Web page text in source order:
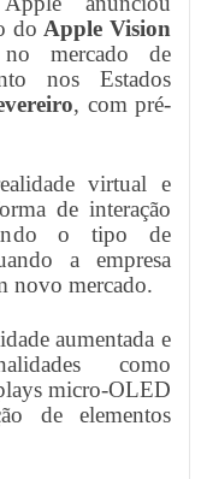
do Apple Vision
mercado de
nos Estados
, com pré-
virtual e
de interação
o tipo de
a empresa
novo mercado.
aumentada e
como
micro-OLED
de elementos